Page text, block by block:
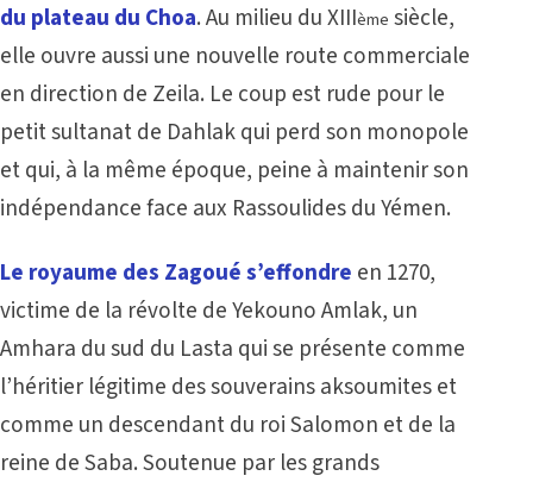
du plateau du Choa. Au milieu du XIIIème siècle,
elle ouvre aussi une nouvelle route commerciale
en direction de Zeila. Le coup est rude pour le
petit sultanat de Dahlak qui perd son monopole
et qui, à la même époque, peine à maintenir son
indépendance face aux Rassoulides du Yémen.
Le royaume des Zagoué s’effondre en 1270,
victime de la révolte de Yekouno Amlak, un
Amhara du sud du Lasta qui se présente comme
l’héritier légitime des souverains aksoumites et
comme un descendant du roi Salomon et de la
reine de Saba.Soutenue par les grands